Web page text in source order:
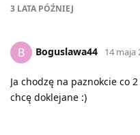
3 LATA PÓŹNIEJ
B Boguslawa44 14 maja
Ja chodzę na paznokcie co
chcę doklejane :)